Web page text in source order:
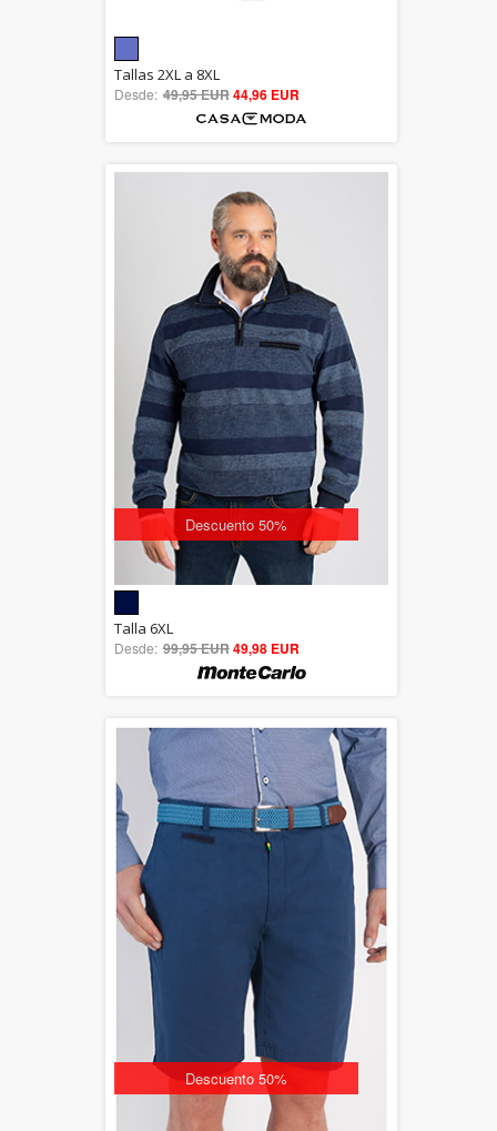
5.00
out of 5
Tallas 2XL a 8XL
Desde: 49,95 EUR44,96 EUR
Descuento 50%
out of 5
Talla 6XL
Desde: 99,95 EUR49,98 EUR
Descuento 50%